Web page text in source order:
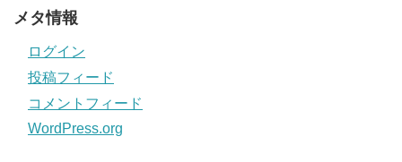
メタ情報
ログイン
投稿フィード
コメントフィード
WordPress.org